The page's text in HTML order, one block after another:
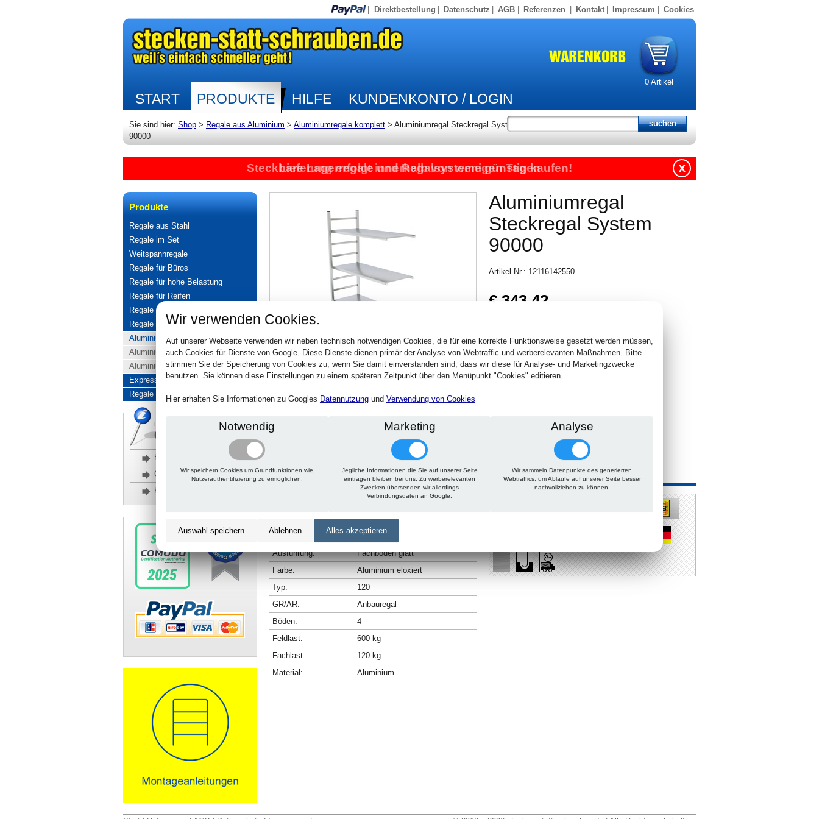
Direktbestellung Datenschutz AGB Referenzen Kontakt Impressum Cookies
0Artikel
START PRODUKTE HILFE KUNDENKONTO / LOGIN
Sie sind hier: Shop > Regale aus Aluminium > Aluminiumregale komplett > Aluminiumregal Steckregal System
90000
Steckbare Lagerregale und Regalsysteme günstig kaufen!
Lieferung erfolgt innerhalb von wenigen Tagen X
Produkte
Regale aus Stahl
Regale im Set
Weitspannregale
Regale für Büros
Regale für hohe Belastung
Regale für Reifen
Regale aus Edelstahl
Regale aus Aluminium
Aluminiumregale komplett
Aluminiumregal Baukasten
Aluminiumregal Kombinationen
Express-Produkte
Regale Reduziert
Rückfragen, Hilfe, Bestellen?
06201 690095-0
Häufige Fragen
Glossar
Kontakt
Aluminiumregal
Steckregal System
90000
Artikel-Nr.: 12116142550
€ 343,42
Stck.
Technische Daten Beschreibung
500 mm
Länge:
1425 mm
Ausführung:
Fachböden glatt
Farbe:
Aluminium eloxiert
Typ:
120
GR/AR:
Anbauregal
Böden:
4
Feldlast:
600 kg
Fachlast:
120 kg
Material:
Aluminium
Wir verwenden Cookies.
Auf unserer Webseite verwenden wir neben technisch notwendigen Cookies, die für eine korrekte Funktionsweise gesetzt werden müssen,
auch Cookies für Dienste von Google. Diese Dienste dienen primär der Analyse von Webtraffic und werberelevanten Maßnahmen. Bitte
stimmen Sie der Speicherung von Cookies zu, wenn Sie damit einverstanden sind, dass wir diese für Analyse- und Marketingzwecke
benutzen. Sie können diese Einstellungen zu einem späteren Zeitpunkt über den Menüpunkt "Cookies" editieren.
Hier erhalten Sie Informationen zu Googles Datennutzung und Verwendung von Cookies
Notwendig
Wir speichern Cookies um Grundfunktionen wie
Nutzerauthentifizierung zu ermöglichen.
Marketing
Jegliche Informationen die Sie auf unserer Seite
eintragen bleiben bei uns. Zu werberelevanten
Zwecken übersenden wir allerdings
Verbindungsdaten an Google.
Analyse
Wir sammeln Datenpunkte des generierten
Webtraffics, um Abläufe auf unserer Seite besser
nachvollziehen zu können.
Auswahl speichern Ablehnen Alles akzeptieren